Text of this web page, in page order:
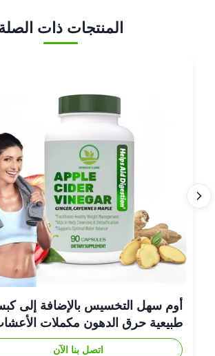
المنتجات ذات
أوم سهل التخسيس بالإضافة إلى
طبيعية حرق الدهون مكملات
اتصل بنا الآن